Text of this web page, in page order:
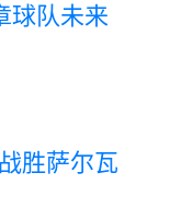
球队未来
胜萨尔瓦